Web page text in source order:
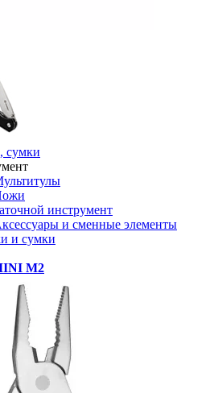
сумки
инструмент
и сменные элементы
и сумки
M2